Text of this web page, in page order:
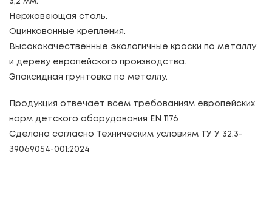
Нержавеющая сталь.
Оцинкованные крепления.
Высококачественные экологичные краски по металлу
и дереву европейского производства.
Эпоксидная грунтовка по металлу.
Продукция отвечает всем требованиям европейских
норм детского оборудования EN 1176
Сделана согласно Техническим условиям ТУ У 32.3-
39069054-001:2024